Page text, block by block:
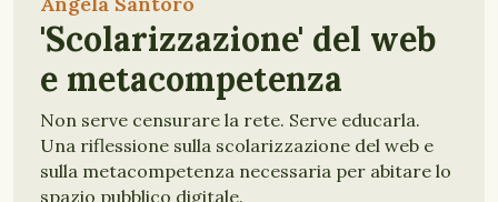
'Scolarizzazione' del web
e metacompetenza
Non serve censurare la rete. Serve educarla.
Una riflessione sulla scolarizzazione del web e
sulla metacompetenza necessaria per abitare lo
spazio pubblico digitale.